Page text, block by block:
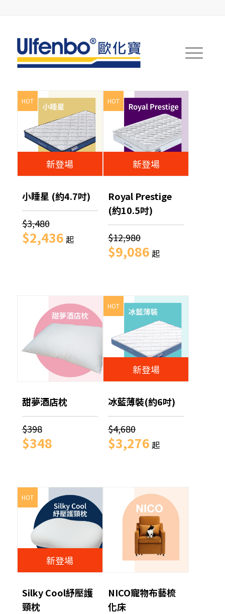
HOT
新登場
小睡星 (約4.7吋)
$3,480
$2,436 起
HOT
新登場
Royal Prestige
(約10.5吋)
$12,980
$9,086 起
甜夢酒店枕
$398
$348
HOT
新登場
冰藍薄裝(約6吋)
$4,680
$3,276 起
HOT
新登場
Silky Cool紓壓護
頸枕
NICO寵物布藝梳
化床